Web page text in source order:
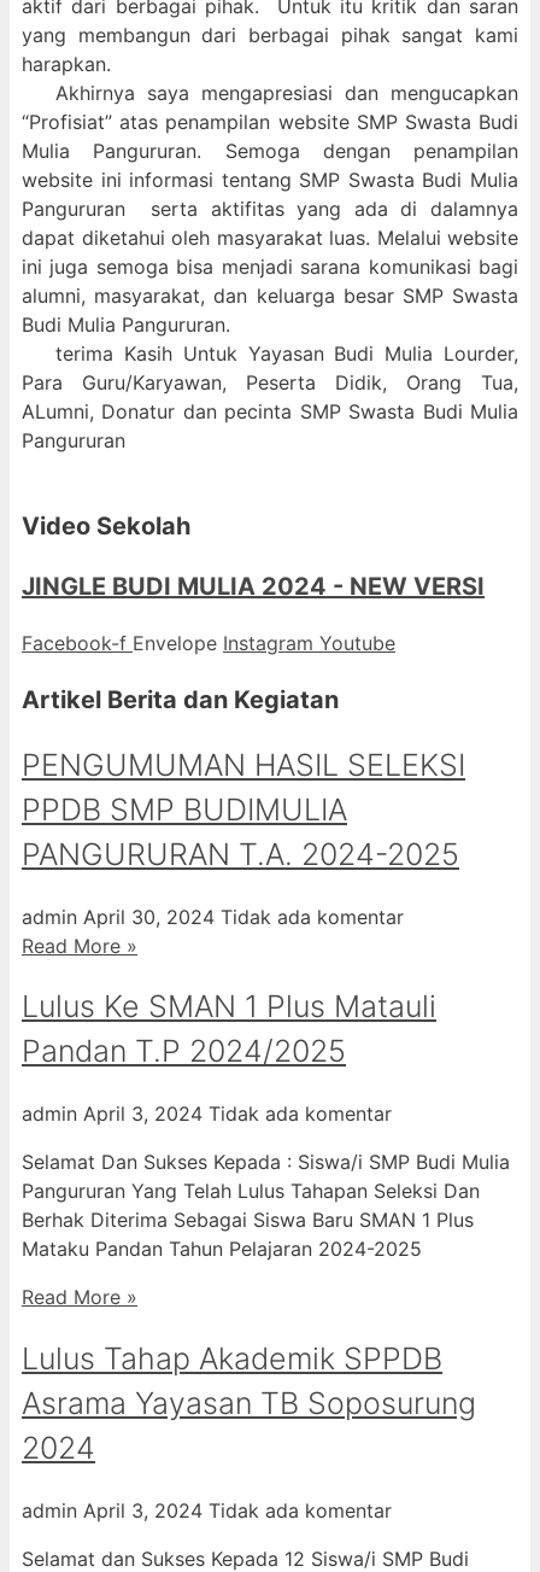
aktif dari berbagai pihak. Untuk itu kritik dan saran
yang membangun dari berbagai pihak sangat kami
harapkan.
Akhirnya saya mengapresiasi dan mengucapkan
“Profisiat” atas penampilan website SMP Swasta Budi
Mulia Pangururan. Semoga dengan penampilan
website ini informasi tentang SMP Swasta Budi Mulia
Pangururan serta aktifitas yang ada di dalamnya
dapat diketahui oleh masyarakat luas. Melalui website
ini juga semoga bisa menjadi sarana komunikasi bagi
alumni, masyarakat, dan keluarga besar SMP Swasta
Budi Mulia Pangururan.
terima Kasih Untuk Yayasan Budi Mulia Lourder,
Para Guru/Karyawan, Peserta Didik, Orang Tua,
ALumni, Donatur dan pecinta SMP Swasta Budi Mulia
Pangururan
Video Sekolah
JINGLE BUDI MULIA 2024 - NEW VERSI
Facebook-f Envelope Instagram Youtube
Artikel Berita dan Kegiatan
PENGUMUMAN HASIL SELEKSI
PPDB SMP BUDIMULIA
PANGURURAN T.A. 2024-2025
admin April 30, 2024 Tidak ada komentar
Read More »
Lulus Ke SMAN 1 Plus Matauli
Pandan T.P 2024/2025
admin April 3, 2024 Tidak ada komentar
Selamat Dan Sukses Kepada : Siswa/i SMP Budi Mulia
Pangururan Yang Telah Lulus Tahapan Seleksi Dan
Berhak Diterima Sebagai Siswa Baru SMAN 1 Plus
Mataku Pandan Tahun Pelajaran 2024-2025
Read More »
Lulus Tahap Akademik SPPDB
Asrama Yayasan TB Soposurung
2024
admin April 3, 2024 Tidak ada komentar
Selamat dan Sukses Kepada 12 Siswa/i SMP Budi